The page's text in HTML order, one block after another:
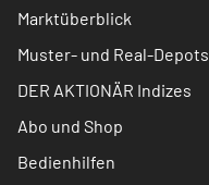
Marktüberblick
Muster- und Real-Depots
DER AKTIONÄR Indizes
Abo und Shop
Bedienhilfen